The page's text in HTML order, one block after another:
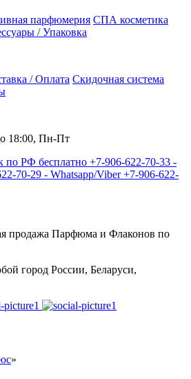
парфюмерия СПА косметика
/ Упаковка
/ Оплата Скидочная система
18:00, Пн-Пт
по РФ бесплатно +7-906-622-70-33 -
70-29 - Whatsapp/Viber+7-906-622-
продажа Парфюма и Флаконов по
город России, Беларуси,
»